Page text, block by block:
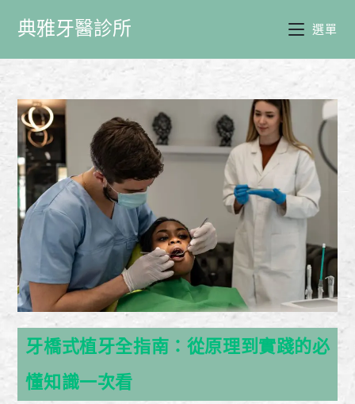
典雅牙醫診所 選單
牙橋式植牙全指南：從原理到實踐的必
懂知識一次看